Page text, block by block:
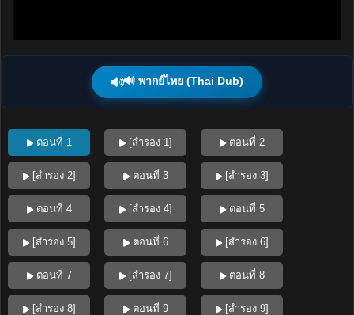
🔊 พากย์ไทย (Thai Dub)
ตอนที่ 1 [สำรอง 1] ตอนที่ 2
[สำรอง 2] ตอนที่ 3 [สำรอง 3]
ตอนที่ 4 [สำรอง 4] ตอนที่ 5
[สำรอง 5] ตอนที่ 6 [สำรอง 6]
ตอนที่ 7 [สำรอง 7] ตอนที่ 8
[สำรอง 8] ตอนที่ 9 [สำรอง 9]